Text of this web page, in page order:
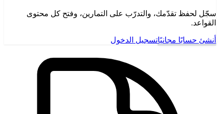
سجّل لحفظ تقدّمك، والتدرّب على التمارين، وفتح كل محتوى
القواعد.
أنشئ حسابًا مجانيًاتسجيل الدخول